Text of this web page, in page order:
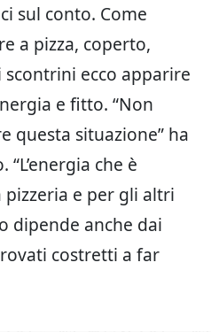
sul conto. Come
a pizza, coperto,
ecco apparire
e fitto. “Non
questa situazione” ha
che è
e per gli altri
dipende anche dai
costretti a far